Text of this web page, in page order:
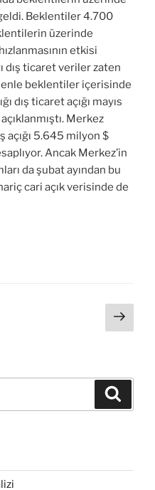
Beklentiler 4.700
üzerinde
etkisi
dış ticaret veriler zaten
beklentiler içerisinde
dış ticaret açığı mayıs
Merkez
açığı 5.645 milyon $
Ancak Merkez’in
da şubat ayından bu
cari açık verisinde de